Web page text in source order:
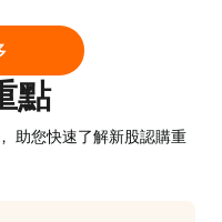
點
助您快速了解新股認購重